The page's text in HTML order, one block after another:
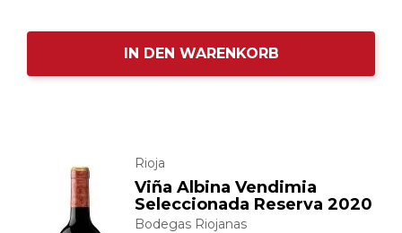
IN DEN WARENKORB
Rioja
Viña Albina Vendimia
Seleccionada Reserva 2020
Bodegas Riojanas